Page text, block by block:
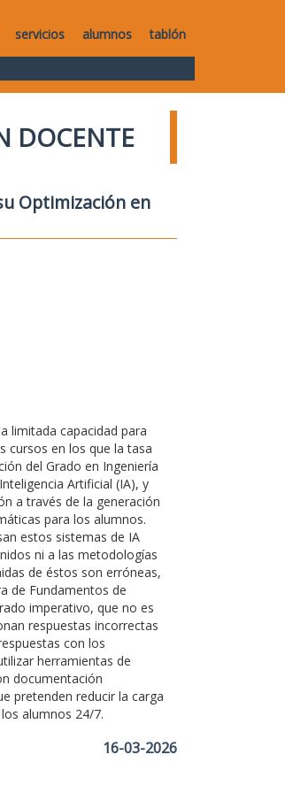
servicios alumnos tablón
DOCENTE
Optimización en
limitada capacidad para
cursos en los que la tasa
del Grado en Ingeniería
Artificial (IA), y
a través de la generación
para los alumnos.
estos sistemas de IA
ni a las metodologías
de éstos son erróneas,
de Fundamentos de
imperativo, que no es
respuestas incorrectas
con los
herramientas de
documentación
pretenden reducir la carga
alumnos 24/7.
16-03-2026